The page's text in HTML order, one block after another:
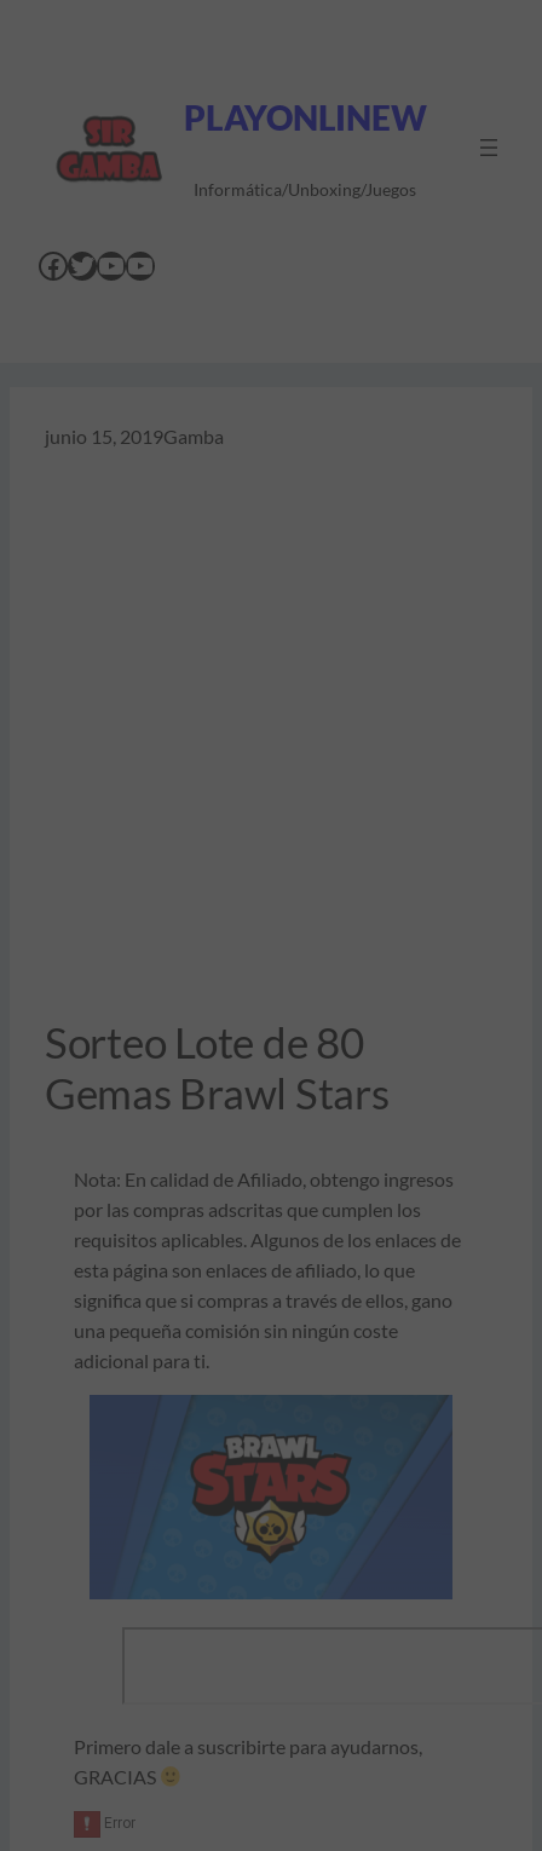
PLAYONLINEW
Informática/Unboxing/Juegos
Facebook
Twitter
YouTube
YouTube
junio 15, 2019Gamba
Sorteo Lote de 80
Gemas Brawl Stars
Nota: En calidad de Afiliado, obtengo ingresos
por las compras adscritas que cumplen los
requisitos aplicables. Algunos de los enlaces de
esta página son enlaces de afiliado, lo que
significa que si compras a través de ellos, gano
una pequeña comisión sin ningún coste
adicional para ti.
Primero dale a suscribirte para ayudarnos,
GRACIAS